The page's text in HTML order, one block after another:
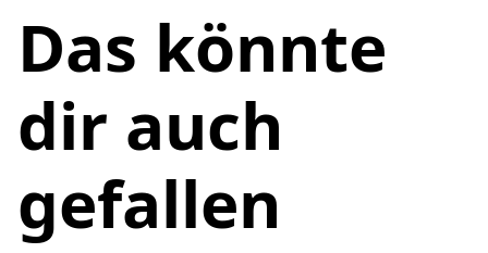
Das könnte
dir auch
gefallen